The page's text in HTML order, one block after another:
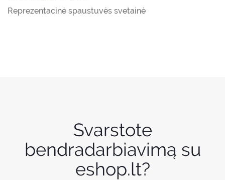
Reprezentacinė spaustuvės svetainė
Svarstote
bendradarbiavimą su
eshop.lt?